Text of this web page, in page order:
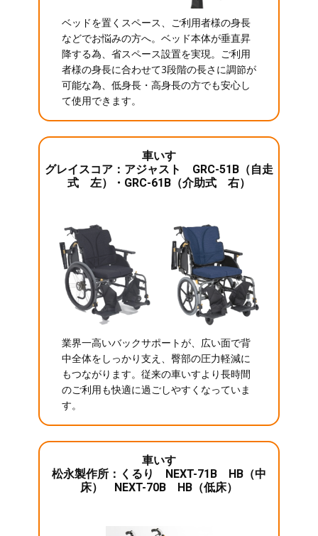
ベッドを置くスペース、ご利用者様の身長
などでお悩みの方へ。ベッド本体が垂直昇
降する為、省スペース設置を実現。ご利用
者様の身長に合わせて3段階の長さに調節が
可能な為、低身長・高身長の方でも安心し
て使用できます。
車いす
グレイスコア：アジャスト GRC-51B（自走
式 左）・GRC-61B（介助式 右）
業界一高いバックサポートが、広い面で背
中全体をしっかり支え、臀部の圧力軽減に
もつながります。従来の車いすより長時間
のご利用も快適に過ごしやすくなっていま
す。
車いす
松永製作所：くるり NEXT-71B HB（中
床） NEXT-70B HB（低床）